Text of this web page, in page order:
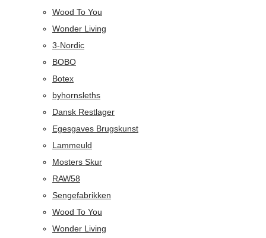
Wood To You
Wonder Living
3-Nordic
BOBO
Botex
byhornsleths
Dansk Restlager
Egesgaves Brugskunst
Lammeuld
Mosters Skur
RAW58
Sengefabrikken
Wood To You
Wonder Living